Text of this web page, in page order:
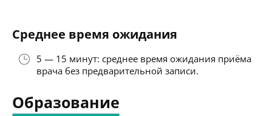
Среднее время ожидания
5 — 15 минут: среднее время ожидания приёма
врача без предварительной записи.
Образование